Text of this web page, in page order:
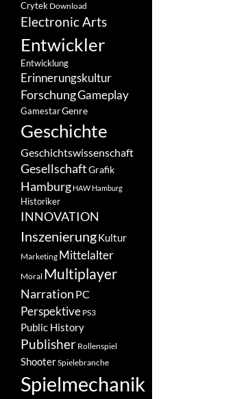
Crytek Download
Electronic Arts
Entwickler
Entwicklung
Erinnerungskultur
ForschungGameplay
GamestarGenre
Geschichte
Geschichtswissenschaft
GesellschaftGrafik
Hamburg HAW Hamburg
Historiker
INNOVATION
InszenierungKultur
Marketing Mittelalter
Moral Multiplayer
Narration PC
Perspektive PS3
Public History
Publisher Rollenspiel
ShooterSpielebranche
Spielmechanik